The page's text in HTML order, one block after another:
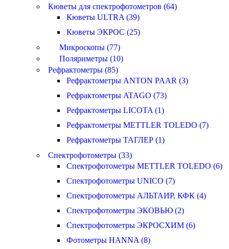
Кюветы для спектрофотометров (64)
Кюветы ULTRA (39)
Кюветы ЭКРОС (25)
Микроскопы (77)
Поляриметры (10)
Рефрактометры (85)
Рефрактометры ANTON PAAR (3)
Рефрактометры ATAGO (73)
Рефрактометры LICOTA (1)
Рефрактометры METTLER TOLEDO (7)
Рефрактометры ТАГЛЕР (1)
Спектрофотометры (33)
Спектрофотометры METTLER TOLEDO (6)
Спектрофотометры UNICO (7)
Спектрофотометры АЛЬТАИР, КФК (4)
Спектрофотометры ЭКОВЬЮ (2)
Спектрофотометры ЭКРОСХИМ (6)
Фотометры HANNA (8)